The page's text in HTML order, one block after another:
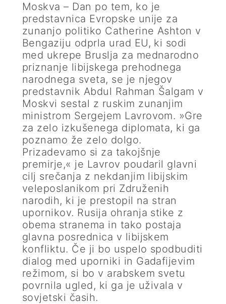
Moskva – Dan po tem, ko je
predstavnica Evropske unije za
zunanjo politiko Catherine Ashton v
Bengaziju odprla urad EU, ki sodi
med ukrepe Bruslja za mednarodno
priznanje libijskega prehodnega
narodnega sveta, se je njegov
predstavnik Abdul Rahman Šalgam v
Moskvi sestal z ruskim zunanjim
ministrom Sergejem Lavrovom. »Gre
za zelo izkušenega diplomata, ki ga
poznamo že zelo dolgo.
Prizadevamo si za takojšnje
premirje,« je Lavrov poudaril glavni
cilj srečanja z nekdanjim libijskim
veleposlanikom pri Združenih
narodih, ki je prestopil na stran
upornikov. Rusija ohranja stike z
obema stranema in tako postaja
glavna posrednica v libijskem
konfliktu. Če ji bo uspelo spodbuditi
dialog med uporniki in Gadafijevim
režimom, si bo v arabskem svetu
povrnila ugled, ki ga je uživala v
sovjetski časih.